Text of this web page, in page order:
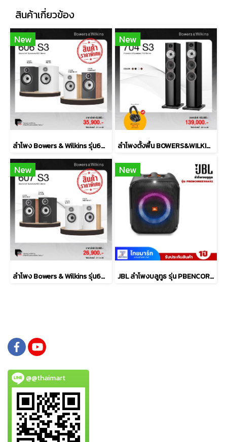
สินค้าเกี่ยวข้อง
New
ลำโพง Bowers & Wilkins รุ่น606 S3
New
ลำโพงตั้งพื้น BOWERS&WILKINS รุ่น 704 S3
New
ลำโพง Bowers & Wilkins รุ่น607 S3
New
JBL ลำโพงบลูทูธ รุ่น PBENCOREESSAS2-Black
@@thaimart